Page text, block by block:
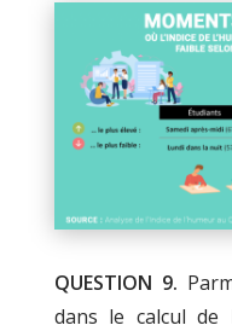
QUESTION 9.
dans le calcul de